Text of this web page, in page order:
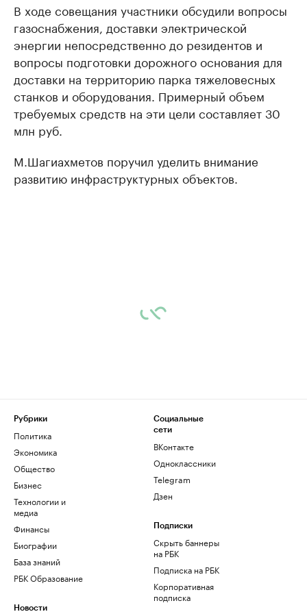
В ходе совещания участники обсудили вопросы
газоснабжения, доставки электрической
энергии непосредственно до резидентов и
вопросы подготовки дорожного основания для
доставки на территорию парка тяжеловесных
станков и оборудования. Примерный объем
требуемых средств на эти цели составляет 30
млн руб.
М.Шагиахметов поручил уделить внимание
развитию инфраструктурных объектов.
Рубрики
Политика
Экономика
Общество
Бизнес
Технологии и
медиа
Финансы
Биографии
База знаний
РБК Образование
Новости
Социальные
сети
ВКонтакте
Одноклассники
Telegram
Дзен
Подписки
Скрыть баннеры
на РБК
Подписка на РБК
Корпоративная
подписка